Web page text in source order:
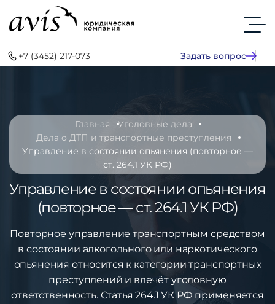
+7 (3452) 217-073 Задать вопрос
Главная
Уголовные дела
Дела о ДТП и транспортные преступления
Управление в состоянии опьянения (повторное —
ст. 264.1 УК РФ)
Управление в состоянии опьянения
(повторное — ст. 264.1 УК РФ)
Повторное управление транспортным средством
в состоянии алкогольного или наркотического
опьянения относится к категории транспортных
преступлений и влечёт уголовную
ответственность. Статья 264.1 УК РФ применяется